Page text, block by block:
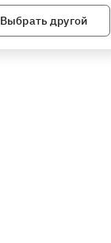
Выбрать другой